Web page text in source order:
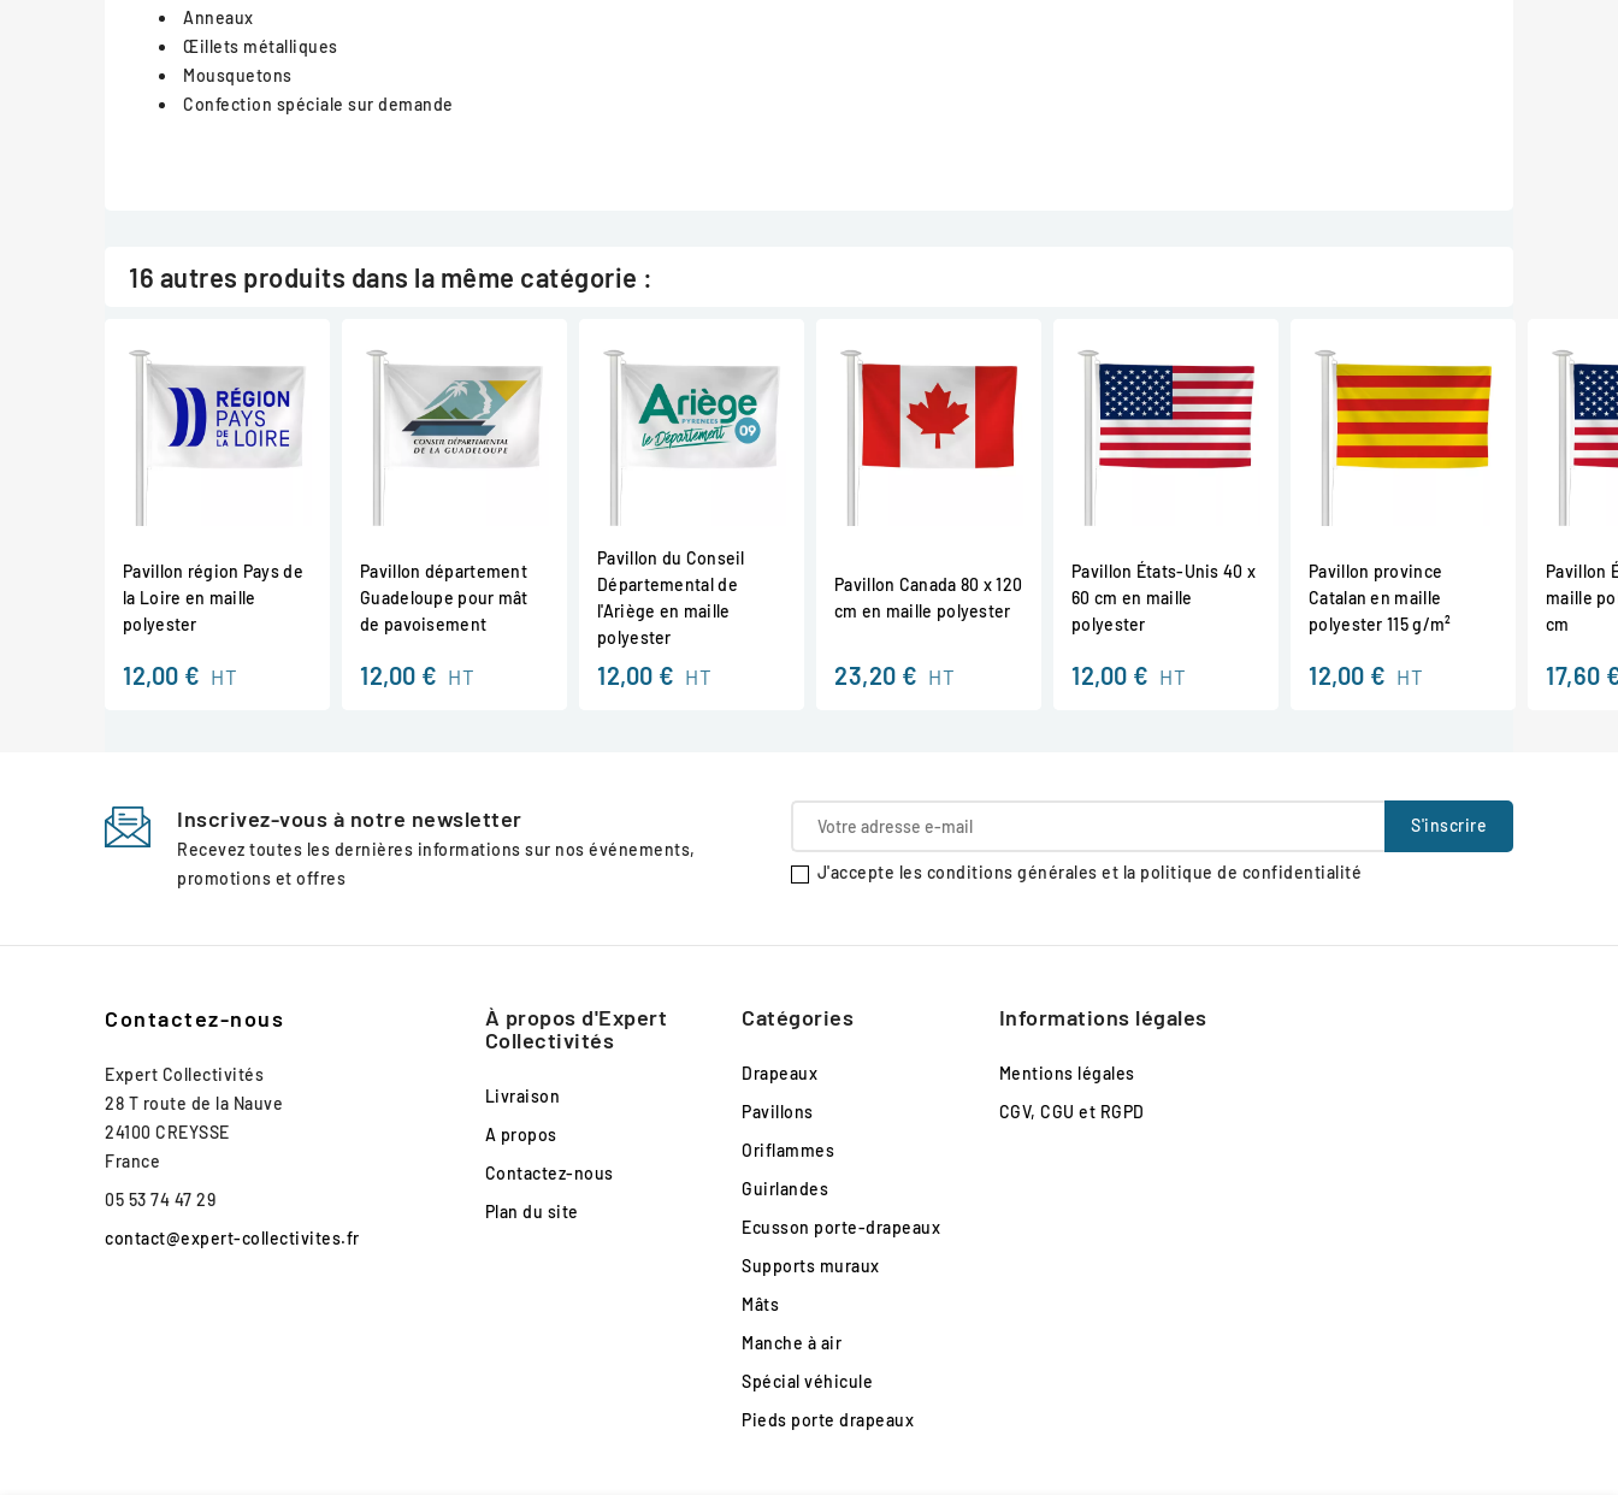
Anneaux
Œillets métalliques
Mousquetons
Confection spéciale sur demande
16 autres produits dans la même catégorie :
Pavillon région Pays de
la Loire en maille
polyester
12,00 € HT
Pavillon département
Guadeloupe pour mât
de pavoisement
12,00 € HT
Pavillon du Conseil
Départemental de
l'Ariège en maille
polyester
12,00 € HT
Pavillon Canada 80 x 120
cm en maille polyester
23,20 € HT
Pavillon États-Unis 40 x
60 cm en maille
polyester
12,00 € HT
Pavillon province
Catalan en maille
polyester 115 g/m²
12,00 € HT
Pavillon
maille
cm
17,60
Inscrivez-vous à notre newsletter
Recevez toutes les dernières informations sur nos événements,
promotions et offres
J'accepte les conditions générales et la politique de confidentialité
Contactez-nous
Expert Collectivités
28 T route de la Nauve
24100 CREYSSE
France
05 53 74 47 29
contact@expert-collectivites.fr
À propos d'Expert
Collectivités
Livraison
A propos
Contactez-nous
Plan du site
Catégories
Drapeaux
Pavillons
Oriflammes
Guirlandes
Ecusson porte-drapeaux
Supports muraux
Mâts
Manche à air
Spécial véhicule
Pieds porte drapeaux
Informations légales
Mentions légales
CGV, CGU et RGPD